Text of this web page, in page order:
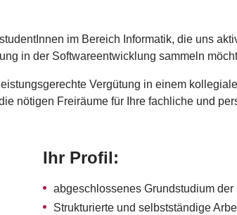
im Bereich Informatik, die uns
in der Softwareentwicklung sammeln
Vergütung in einem
nötigen Freiräume für Ihre fachliche und
Ihr Profil:
abgeschlossenes Grundstudium
Strukturierte und selbstständige